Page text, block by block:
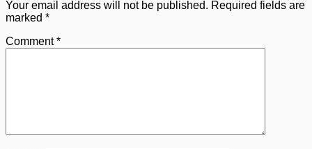
Your email address will not be published. Required fields are
marked *
Comment*